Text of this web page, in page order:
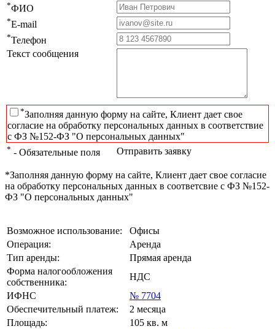
*ФИО
*E-mail
*Телефон
Текст сообщения
*Заполняя данную форму на сайте, Клиент дает свое
согласие на обработку персональных данных в соответствие
с ФЗ №152-ФЗ "О персональных данных"
* - Обязательные поля Отправить заявку
*Заполняя данную форму на сайте, Клиент дает свое согласие
на обработку персональных данных в соответсвие с ФЗ №152-
ФЗ "О персональных данных"
Возможное использование:
Офисы
Операция:
Аренда
Тип аренды:
Прямая аренда
Форма налогообложения
собственника:
НДС
ИФНС
№ 7704
Обеспечительный платеж:
2 месяца
Площадь:
105 кв. м